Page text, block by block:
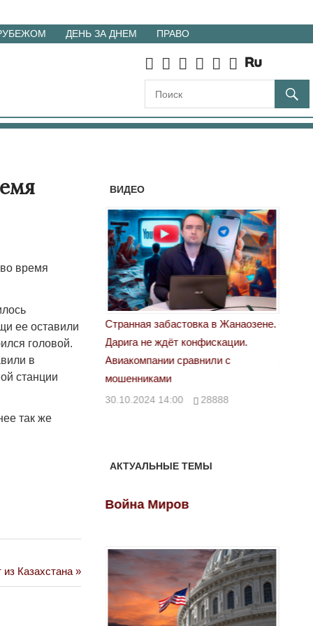
ДЕНЬ ЗА ДНЕМ ПРАВО
время
ее оставили
головой.
в
станции
так же
Казахстана
ВИДЕО
в Жанаозене.
конфискации.
с
«Новый Казахстан не говорит всей
правды»
29.10.2024 09:00 39623
АКТУАЛЬНЫЕ ТЕМЫ
Война Миров